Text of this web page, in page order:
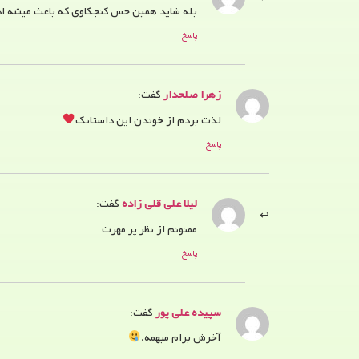
بله شاید همین حس کنجکاوی که باعث میشه
پاسخ
زهرا صلحدارگفت:
لذت بردم از خوندن این داستانک
پاسخ
لیلا علی قلی زادهگفت:
ممنونم از نظر پر مهرت
پاسخ
سپیده علی پورگفت:
آخرش برام مبهمه.